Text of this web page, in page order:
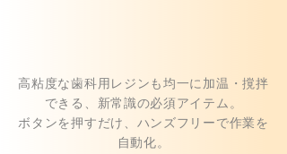
高粘度な歯科用レジンも均一に加温・撹拌
できる、新常識の必須アイテム。
ボタンを押すだけ、ハンズフリーで作業を
自動化。